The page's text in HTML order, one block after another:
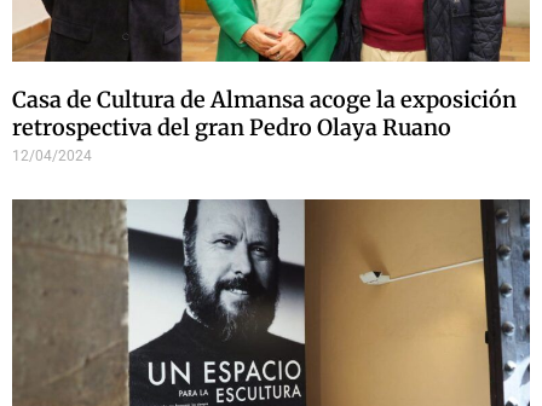
Casa de Cultura de Almansa acoge la exposición
retrospectiva del gran Pedro Olaya Ruano
12/04/2024